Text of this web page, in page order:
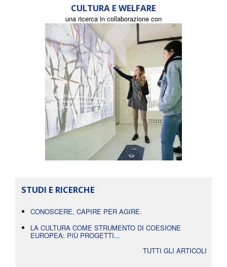
CULTURA E WELFARE
una ricerca in collaborazione con
STUDI E RICERCHE
CONOSCERE, CAPIRE PER AGIRE.
LA CULTURA COME STRUMENTO DI COESIONE
EUROPEA: PIÙ PROGETTI...
TUTTI GLI ARTICOLI